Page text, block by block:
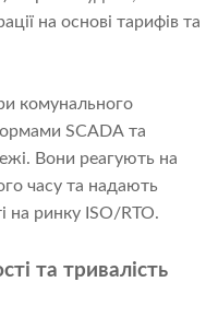
на основі тарифів та
комунального
SCADA та
Вони реагують на
часу та надають
на ринку ISO/RTO.
та тривалість